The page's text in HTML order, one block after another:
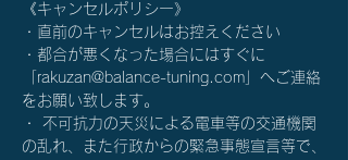
《キャンセルポリシー》
・直前のキャンセルはお控えください
・都合が悪くなった場合にはすぐに
「rakuzan@balance-tuning.com」へご連絡
をお願い致します。
・ 不可抗力の天災による電車等の交通機関
の乱れ、また行政からの緊急事態宣言等で、